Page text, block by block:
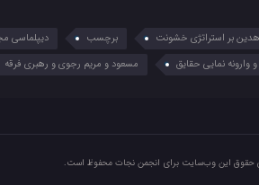
بر استراتژی خشونت برچسب دیپلماسی
وارونه نمایی حقایق
مسعود و مریم رجوی و رهبری فرقه
حقوق این وب‌سایت برای انجمن نجات محفوظ است.